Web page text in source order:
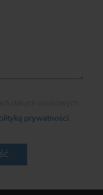
prywatności